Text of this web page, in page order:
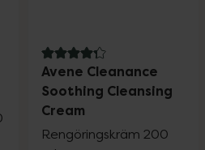
4.3 av 5 i omdöme
Avene Cleanance
Soothing Cleansing
Cream
Rengöringskräm 200